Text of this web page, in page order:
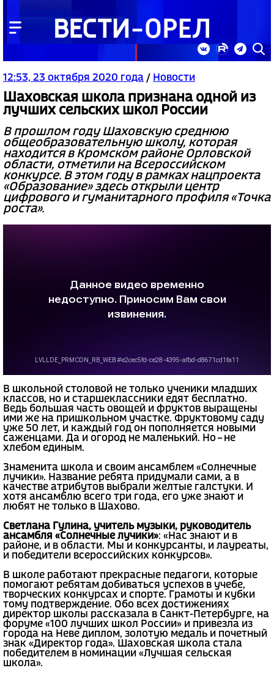
12:53, 23 октября 2020 года / Новости
Шаховская школа признана одной из
лучших сельских школ России
В прошлом году Шаховскую среднюю
общеобразовательную школу, которая
находится в Кромском районе Орловской
области, отметили на Всероссийском
конкурсе. В этом году в рамках нацпроекта
«Образование» здесь открыли центр
цифрового и гуманитарного профиля «Точка
роста».
В школьной столовой не только ученики младших
классов, но и старшеклассники едят бесплатно.
Ведь большая часть овощей и фруктов выращены
ими же на пришкольном участке. Фруктовому саду
уже 50 лет, и каждый год он пополняется новыми
саженцами. Да и огород не маленький. Но – не
хлебом единым.
Знаменита школа и своим ансамблем «Солнечные
лучики». Название ребята придумали сами, а в
качестве атрибутов выбрали желтые галстуки. И
хотя ансамблю всего три года, его уже знают и
любят не только в Шахово.
Светлана Гулина, учитель музыки, руководитель
ансамбля «Солнечные лучики»: «Нас знают и в
районе, и в области. Мы и конкурсанты, и лауреаты,
и победители всероссийских конкурсов».
В школе работают прекрасные педагоги, которые
помогают ребятам добиваться успехов в учебе,
творческих конкурсах и спорте. Грамоты и кубки
тому подтверждение. Обо всех достижениях
директор школы рассказала в Санкт-Петербурге, на
форуме «100 лучших школ России» и привезла из
города на Неве диплом, золотую медаль и почетный
знак «Директор года». Шаховская школа стала
победителем в номинации «Лучшая сельская
школа».